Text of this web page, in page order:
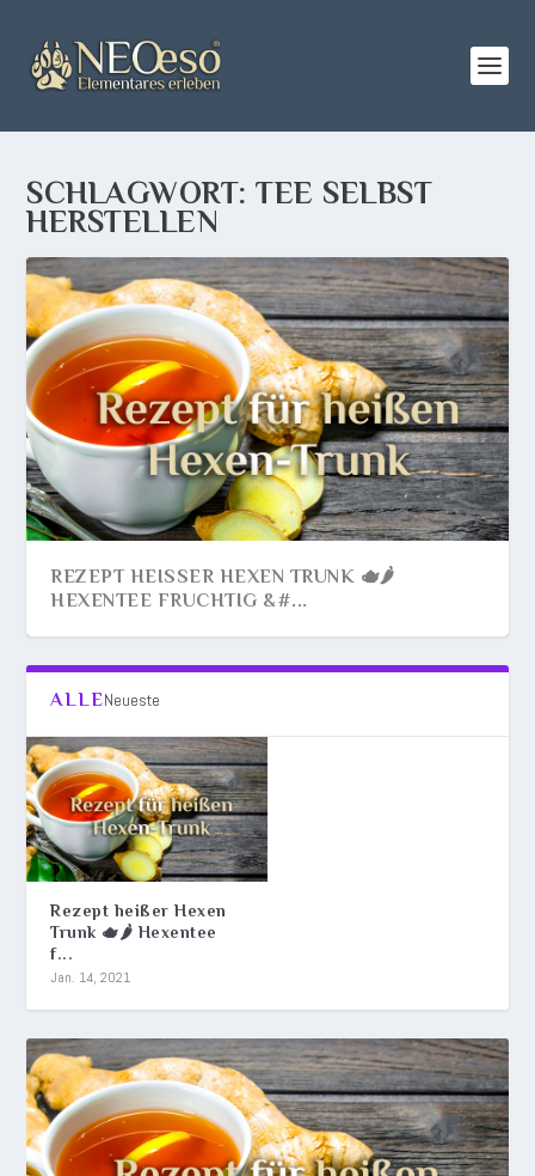
SCHLAGWORT:TEE SELBST
HERSTELLEN
REZEPT HEISSER HEXEN TRUNK 🫖🌶️ H
EXENTEE FRUCHTIG &#...
ALLENeueste
Rezept heißer Hexen
Trunk 🫖🌶️ Hexentee
f...
Jan. 14, 2021